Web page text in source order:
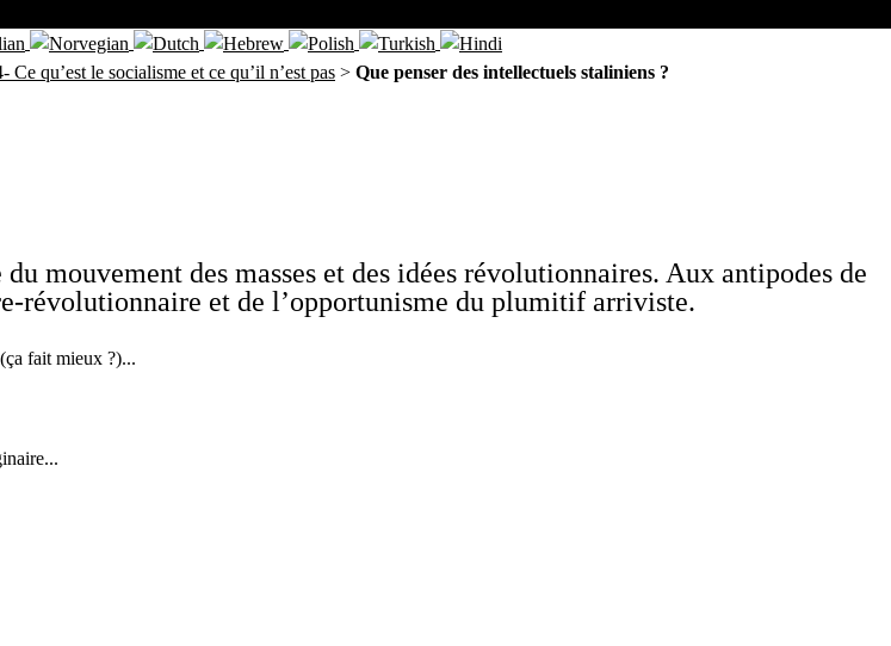
Ce qu’est le socialisme et ce qu’il n’est pas > Que penser des intellectuels staliniens ?
mouvement des masses et des idées révolutionnaires. Aux antipodes de
révolutionnaire et de l’opportunisme du plumitif arriviste.
fait mieux ?)...